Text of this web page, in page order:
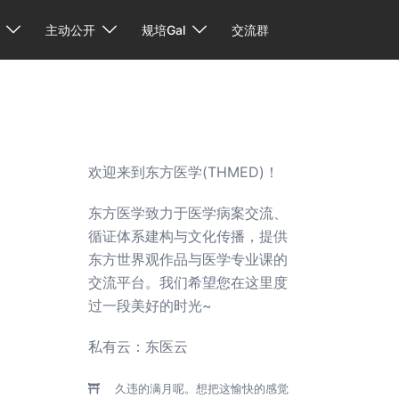
主动公开 规培Gal 交流群
欢迎来到东方医学(THMED)！
东方医学致力于医学病案交流、
循证体系建构与文化传播，提供
东方世界观作品与医学专业课的
交流平台。我们希望您在这里度
过一段美好的时光~
私有云： 东医云
久违的满月呢。想把这愉快的感觉